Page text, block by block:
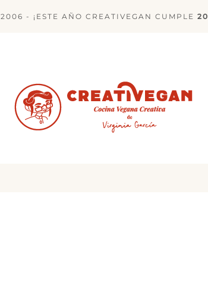
- ¡ESTE AÑO CREATIVEGAN CUMPLE 20